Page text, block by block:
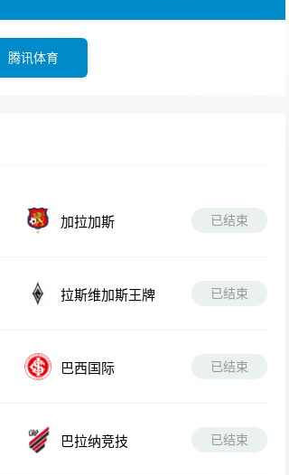
腾讯体育
加拉加斯 已结束
拉斯维加斯王牌 已结束
巴西国际 已结束
巴拉纳竞技 已结束